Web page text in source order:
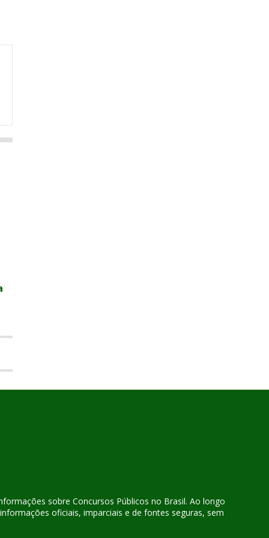
sobre Concursos Públicos no Brasil. Ao longo
oficiais, imparciais e de fontes seguras, sem